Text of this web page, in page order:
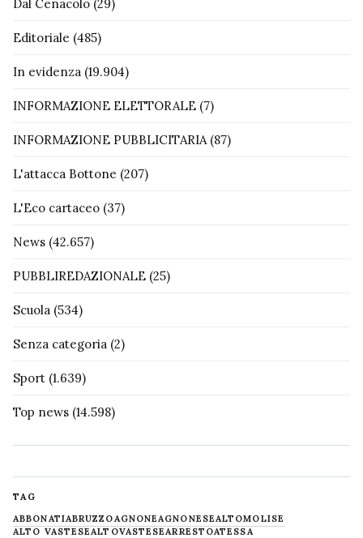
Dal Cenacolo (29)
Editoriale (485)
In evidenza (19.904)
INFORMAZIONE ELETTORALE (7)
INFORMAZIONE PUBBLICITARIA(87)
L'attacca Bottone (207)
L'Eco cartaceo (37)
News (42.657)
PUBBLIREDAZIONALE (25)
Scuola (534)
Senza categoria (2)
Sport (1.639)
Top news (14.598)
TAG
ABBONATIABRUZZOAGNONEAGNONESEALTOMOLISE
ALTO VASTESEALTOVASTESEARRESTOATESSA